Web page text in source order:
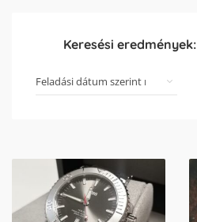
Keresési eredmények: